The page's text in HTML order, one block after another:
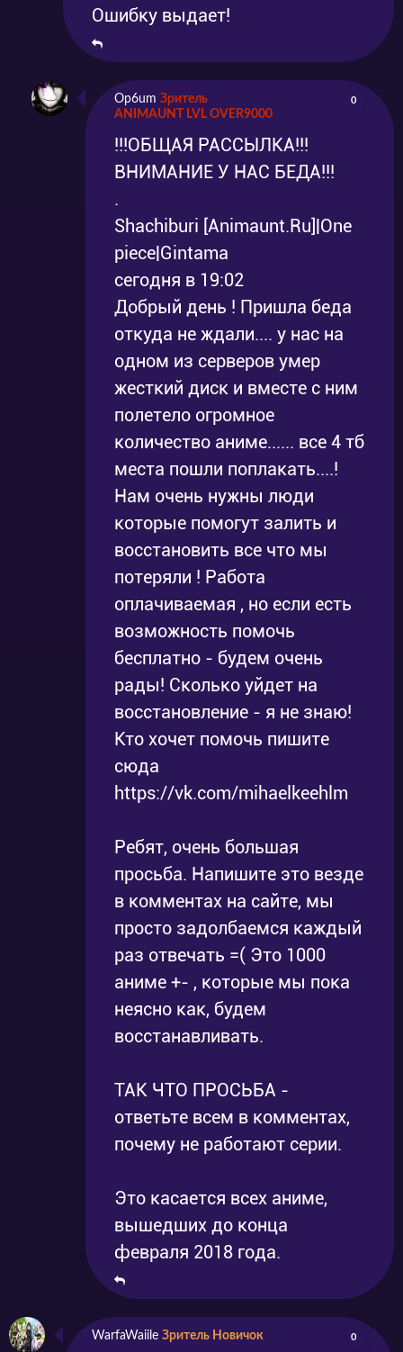
Ошибку выдает!
Op6um Зритель
ANIMAUNT LVL OVER9000
0
!!!ОБЩАЯ РАССЫЛКА!!!
ВНИМАНИЕ У НАС БЕДА!!!
.
Shachiburi [Animaunt.Ru]|One
piece|Gintama
сегодня в 19:02
Добрый день ! Пришла беда
откуда не ждали.... у нас на
одном из серверов умер
жесткий диск и вместе с ним
полетело огромное
количество аниме...... все 4 тб
места пошли поплакать....!
Нам очень нужны люди
которые помогут залить и
восстановить все что мы
потеряли ! Работа
оплачиваемая , но если есть
возможность помочь
бесплатно - будем очень
рады! Сколько уйдет на
восстановление - я не знаю!
Кто хочет помочь пишите
сюда
https://vk.com/mihaelkeehlm
Ребят, очень большая
просьба. Напишите это везде
в комментах на сайте, мы
просто задолбаемся каждый
раз отвечать =( Это 1000
аниме +- , которые мы пока
неясно как, будем
восстанавливать.
ТАК ЧТО ПРОСЬБА -
ответьте всем в комментах,
почему не работают серии.
Это касается всех аниме,
вышедших до конца
февраля 2018 года.
WarfaWaiile Зритель Новичок 0